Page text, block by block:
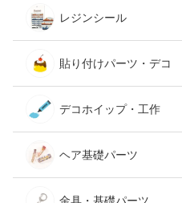
レジンシール
貼り付けパーツ・デコ
デコホイップ・工作
ヘア基礎パーツ
金具・基礎パーツ